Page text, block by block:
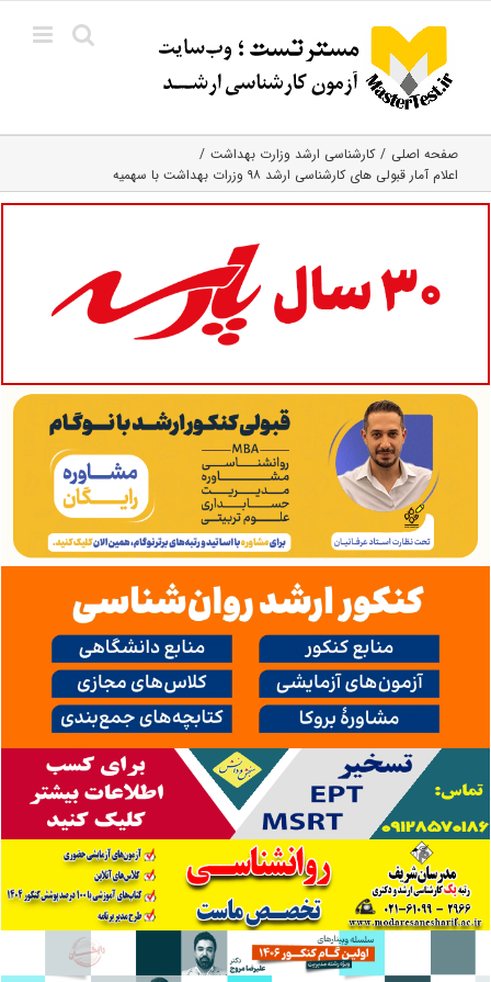
content
صفحه اصلی
کارشناسی ارشد وزارت بهداشت
اعلام آمار قبولی های کارشناسی ارشد ۹۸ وزرات بهداشت با سهمیه